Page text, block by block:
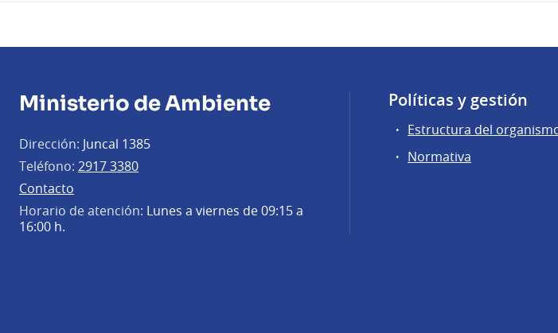
Ministerio de Ambiente
Dirección: Juncal 1385
Teléfono: 2917 3380
Contacto
Horario de atención: Lunes a viernes de 09:15 a
16:00 h.
Políticas y gestión
Estructura del
Normativa